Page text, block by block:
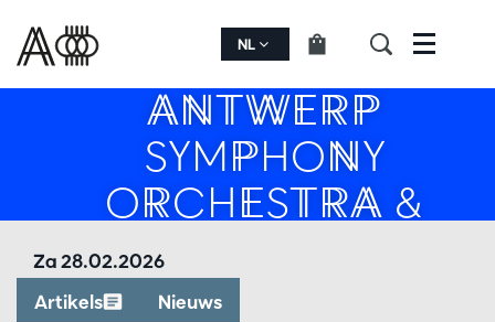
NL Menu
EEN NIEUW
HOOFDSTUK VOOR
ANTWERP
SYMPHONY
ORCHESTRA &
OPERA BALLET
VLAANDEREN
Artikels Nieuws
Za 28.02.2026